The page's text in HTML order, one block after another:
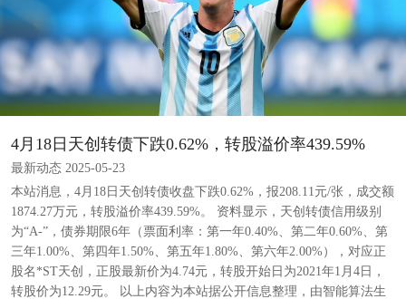
4月18日天创转债下跌0.62%，转股溢价率439.59%
最新动态 2025-05-23
本站消息，4月18日天创转债收盘下跌0.62%，报208.11元/张，成交额
1874.27万元，转股溢价率439.59%。 资料显示，天创转债信用级别
为“A-”，债券期限6年（票面利率：第一年0.40%、第二年0.60%、第
三年1.00%、第四年1.50%、第五年1.80%、第六年2.00%），对应正
股名*ST天创，正股最新价为4.74元，转股开始日为2021年1月4日，
转股价为12.29元。 以上内容为本站据公开信息整理，由智能算法生